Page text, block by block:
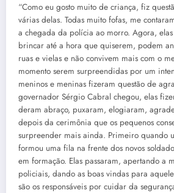
“Como eu gosto muito de criança, fiz
várias delas. Todas muito fofas, me
a chegada da polícia ao morro. Agora,
brincar até a hora que quiserem, podem
ruas e vielas e não convivem mais com o
momento serem surpreendidas por um
meninos e meninas fizeram questão de
governador Sérgio Cabral chegou, elas
deram abraço, puxaram, elogiaram,
depois da cerimônia que os pequenos
surpreender mais ainda. Primeiro quando
formou uma fila na frente dos novos
em formação. Elas passaram, apertando a
policiais, dando as boas vindas para
são os responsáveis por cuidar da